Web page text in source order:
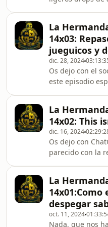
opiniones sobre
discutimos el
u
La Hermandad,
últimas noticias
videojuegos,
nuevas consolas
modelos de
las adquisiciones
recientes a
La
14x03:
jueguicos y
dic. 28, 2024
Os dejo con el
este episodio
sus experiencias
videojuegos,
han disfrutado.
y amistoso,
impactantes del
grandes
sorpresas indie,
sus maratones
La
14x02: This
dic. 16, 2024
Os dejo con
parecido con la
profundo sobre
premios más
edición de The
uno de los
La
14x01:Como
despegar
oct. 11, 2024
Nada, que nos